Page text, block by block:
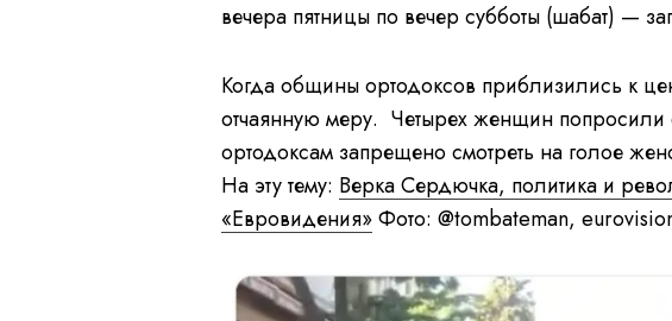
вечера пятницы по вечер субботы (шабат) —
Когда общины ортодоксов приблизились к
отчаянную меру. Четырех женщин попросили
ортодоксам запрещено смотреть на голое
На эту тему: Верка Сердючка, политика и
«Евровидения»Фото: @tombateman,